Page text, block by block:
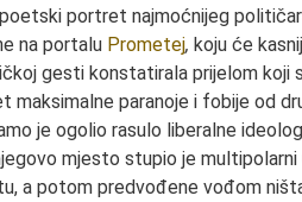
portret najmoćnijeg
na portalu Prometej, koju će
gesti konstatirala prijelom koji
paranoje i fobije od
je ogolio rasulo liberalne
mjesto stupio je multipolarni
a potom predvođene vođom